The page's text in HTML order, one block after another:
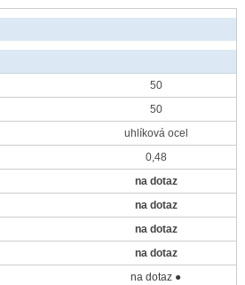
50
50
uhlíková ocel
0,48
na dotaz
na dotaz
na dotaz
na dotaz
na dotaz ●